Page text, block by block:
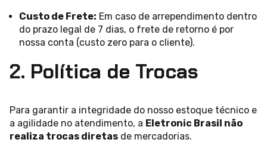
Custo de Frete: Em caso de arrependimento dentro
do prazo legal de 7 dias, o frete de retorno é por
nossa conta (custo zero para o cliente).
2. Política de Trocas
Para garantir a integridade do nosso estoque técnico e
a agilidade no atendimento, a Eletronic Brasil não
realiza trocas diretas de mercadorias.